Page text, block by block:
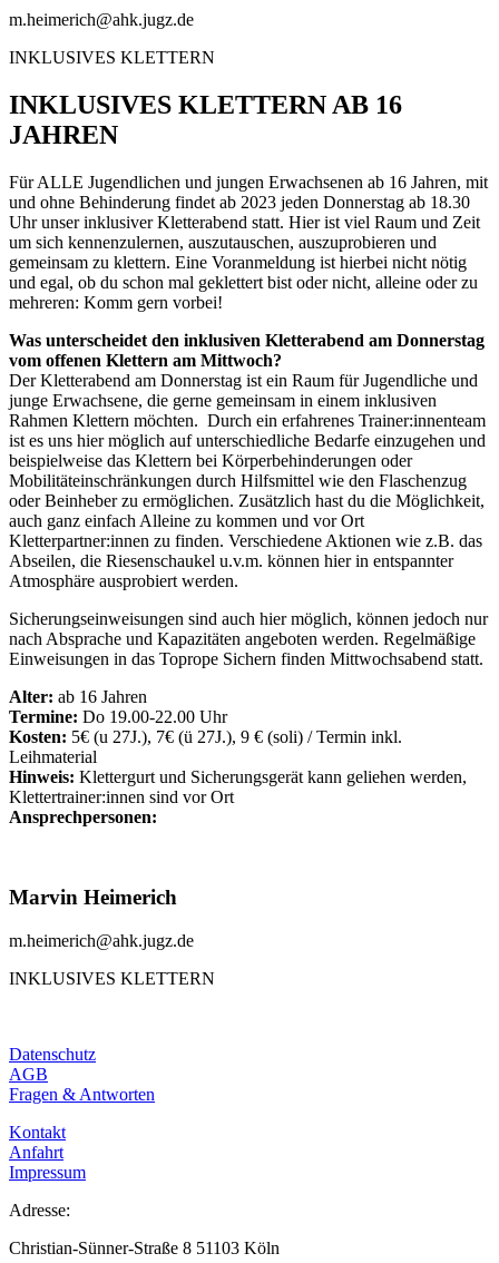
m.heimerich@ahk.jugz.de
INKLUSIVES KLETTERN
INKLUSIVES KLETTERN AB 16
JAHREN
Für ALLE Jugendlichen und jungen Erwachsenen ab 16 Jahren, mit
und ohne Behinderung findet ab 2023 jeden Donnerstag ab 18.30
Uhr unser inklusiver Kletterabend statt. Hier ist viel Raum und Zeit
um sich kennenzulernen, auszutauschen, auszuprobieren und
gemeinsam zu klettern. Eine Voranmeldung ist hierbei nicht nötig
und egal, ob du schon mal geklettert bist oder nicht, alleine oder zu
mehreren: Komm gern vorbei!
Was unterscheidet den inklusiven Kletterabend am Donnerstag
vom offenen Klettern am Mittwoch?
Der Kletterabend am Donnerstag ist ein Raum für Jugendliche und
junge Erwachsene, die gerne gemeinsam in einem inklusiven
Rahmen Klettern möchten. Durch ein erfahrenes Trainer:innenteam
ist es uns hier möglich auf unterschiedliche Bedarfe einzugehen und
beispielweise das Klettern bei Körperbehinderungen oder
Mobilitäteinschränkungen durch Hilfsmittel wie den Flaschenzug
oder Beinheber zu ermöglichen. Zusätzlich hast du die Möglichkeit,
auch ganz einfach Alleine zu kommen und vor Ort
Kletterpartner:innen zu finden. Verschiedene Aktionen wie z.B. das
Abseilen, die Riesenschaukel u.v.m. können hier in entspannter
Atmosphäre ausprobiert werden.
Sicherungseinweisungen sind auch hier möglich, können jedoch nur
nach Absprache und Kapazitäten angeboten werden. Regelmäßige
Einweisungen in das Toprope Sichern finden Mittwochsabend statt.
Alter: ab 16 Jahren
Termine: Do 19.00-22.00 Uhr
Kosten: 5€ (u 27J.), 7€ (ü 27J.), 9 € (soli) / Termin inkl.
Leihmaterial
Hinweis: Klettergurt und Sicherungsgerät kann geliehen werden,
Klettertrainer:innen sind vor Ort
Ansprechpersonen:
Marvin Heimerich
m.heimerich@ahk.jugz.de
INKLUSIVES KLETTERN
Datenschutz
AGB
Fragen & Antworten
Kontakt
Anfahrt
Impressum
Adresse:
Christian-Sünner-Straße 8 51103 Köln